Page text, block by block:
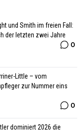
und Smith im freien Fall:
der letzten zwei Jahre
0
Little – vom
zur Nummer eins
0
dominiert 2026 die